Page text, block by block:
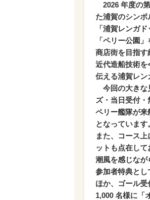
2026 年度の
た浦賀のシンボ
「浦賀レンガ
「ペリー公園
商店街を目指
近代造船技術を
伝える浦賀レン
今回の大きな
ズ・当日受付・
ペリー艦隊が
となっています
また、コース
ットも点在し
潮風を感じなが
参加者特典とし
ほか、ゴール受
1,000 名様に「